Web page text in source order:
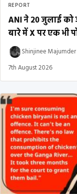
REPORT
ANI ने 20 जुलाई को
बारे में X पर एक भी
Shinjinee Majumder
7th August 2026